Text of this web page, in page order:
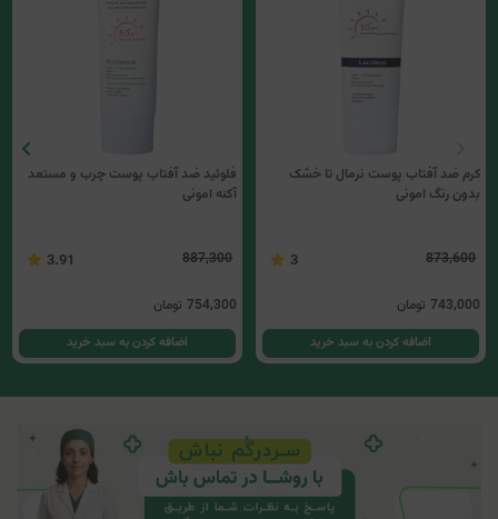
کرم ضد آفتاب پوست نرمال تا خشک
بدون رنگ امونی
873,600
3
743,000 تومان
اضافه کردن به سبد خرید
فلوئید ضد آفتاب پوست چرب و مستعد
آکنه امونی
887,300
3.91
754,300 تومان
اضافه کردن به سبد خرید